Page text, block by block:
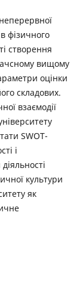
фізичного
створення
вищому
оцінки
складових.
взаємодії
SWOT-
і
культури
як